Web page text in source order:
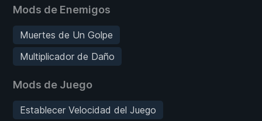
Mods de Enemigos
Muertes de Un Golpe
Multiplicador de Daño
Mods de Juego
Establecer Velocidad del Juego